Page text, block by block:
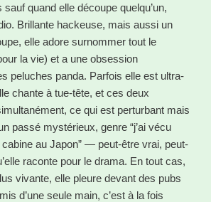
quand elle découpe quelqu’un,
Brillante hackeuse, mais aussi un
elle adore surnommer tout le
la vie) et a une obsession
peluches panda. Parfois elle est ultra-
chante à tue-tête, et ces deux
ce qui est perturbant mais
passé mystérieux, genre “j’ai vécu
au Japon” — peut-être vrai, peut-
raconte pour le drama. En tout cas,
vivante, elle pleure devant des pubs
d’une seule main, c’est à la fois